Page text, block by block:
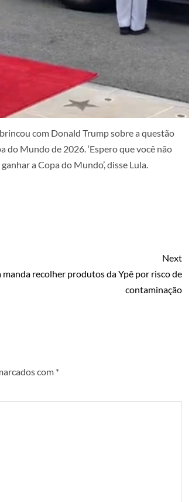
com Donald Trump sobre a questão
do Mundo de 2026. ‘Espero que você não
a Copa do Mundo’, disse Lula.
Next
manda recolher produtos da Ypê por risco de
contaminação
com *